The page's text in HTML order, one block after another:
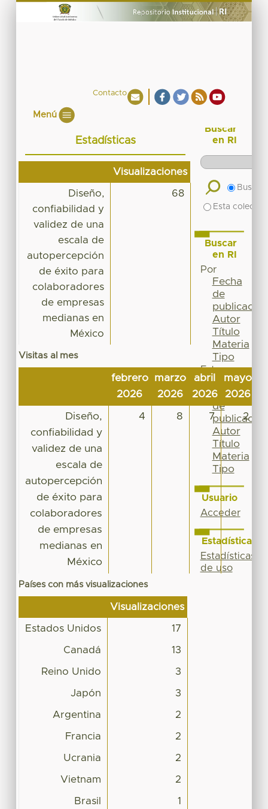
Contacto
Menú
Estadísticas
Visualizaciones
Diseño,
confiabilidad y
validez de una
escala de
autopercepción
de éxito para
colaboradores
de empresas
medianas en
México
68
Visitas al mes
febrero
2026
marzo
2026
abril
2026
mayo
2026
Diseño,
confiabilidad y
validez de una
escala de
autopercepción
de éxito para
colaboradores
de empresas
medianas en
México
4 8 7 2
Países con más visualizaciones
Visualizaciones
Estados Unidos 17
Canadá 13
Reino Unido 3
Japón 3
Argentina 2
Francia 2
Ucrania 2
Vietnam 2
Brasil 1
Buscar
en RI
Buscar
Esta
Buscar
en RI
Por
Fecha
de
publicación
Autor
Título
Materia
Tipo
Esta
colección
Fecha
de
publicación
Autor
Título
Materia
Tipo
Usuario
Acceder
Estadísticas
Estadísticas
de uso